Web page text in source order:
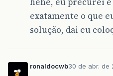
exatamente o que
solução, dai eu
ronaldocwb30 de abr. de